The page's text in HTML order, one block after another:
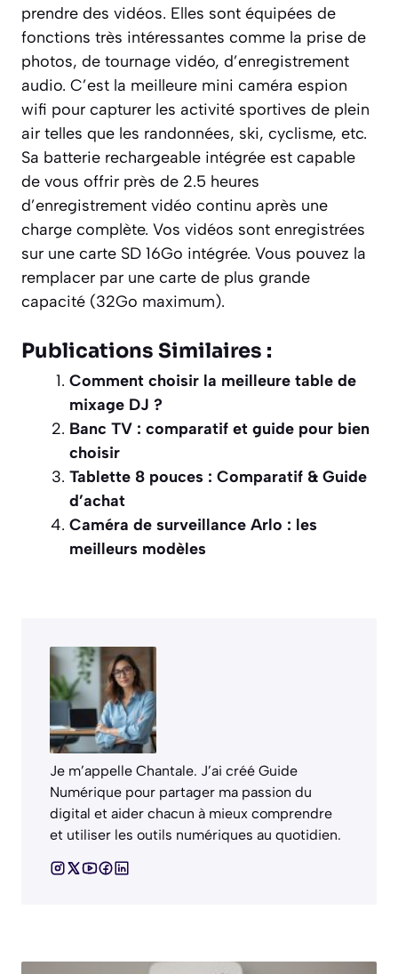
prendre des vidéos. Elles sont équipées de
fonctions très intéressantes comme la prise de
photos, de tournage vidéo, d’enregistrement
audio. C’est la meilleure mini caméra espion
wifi pour capturer les activité sportives de plein
air telles que les randonnées, ski, cyclisme, etc.
Sa batterie rechargeable intégrée est capable
de vous offrir près de 2.5 heures
d’enregistrement vidéo continu après une
charge complète. Vos vidéos sont enregistrées
sur une carte SD 16Go intégrée. Vous pouvez la
remplacer par une carte de plus grande
capacité (32Go maximum).
Publications Similaires :
Comment choisir la meilleure table de
mixage DJ ?
Banc TV : comparatif et guide pour bien
choisir
Tablette 8 pouces : Comparatif & Guide
d’achat
Caméra de surveillance Arlo : les
meilleurs modèles
Je m’appelle Chantale. J’ai créé Guide
Numérique pour partager ma passion du
digital et aider chacun à mieux comprendre
et utiliser les outils numériques au quotidien.